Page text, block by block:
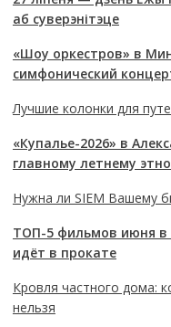
аб суверэнітэце
«Шоу оркестров» в
симфонический
Лучшие колонки для
«Купалье-2026» в
главному летнему
Нужна ли SIEM Вашему
ТОП-5 фильмов июня в
идёт в прокате
Кровля частного дома:
нельзя